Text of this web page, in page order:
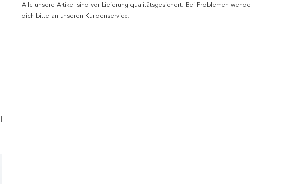
Alle unsere Artikel sind vor Lieferung qualitätsgesichert. Bei Problemen wende
dich bitte an unseren Kundenservice.